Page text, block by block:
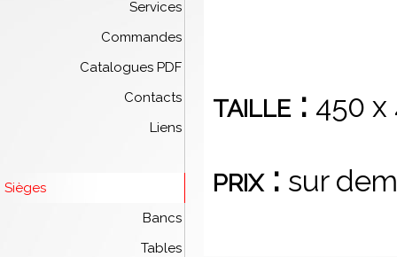
Services
Commandes
Catalogues PDF
Contacts
Liens
Sièges
Bancs
Tables
taille : 450 x
prix : sur